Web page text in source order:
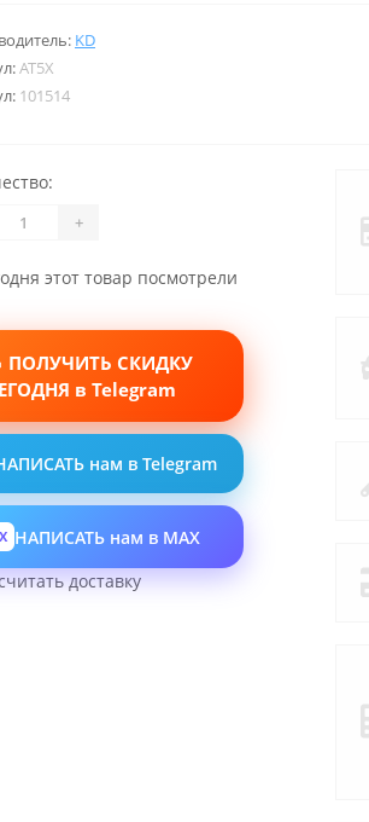
KD
AT5X
101514
+
этот товар посмотрели
ПОЛУЧИТЬ СКИДКУ
в Telegram
нам в Telegram
НАПИСАТЬ нам в MAX
доставку